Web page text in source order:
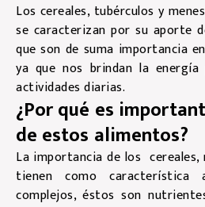
Los cereales, tubérculos y
se caracterizan por su aporte
que son de suma importancia
ya que nos brindan la
actividades diarias.
¿Por qué es
de estos alimentos?
La importancia de los
tienen como característica
complejos, éstos son